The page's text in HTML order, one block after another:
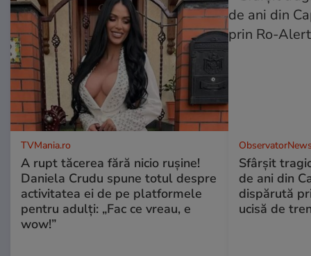
TVMania.ro
A rupt tăcerea fără nicio rușine!
Daniela Crudu spune totul despre
activitatea ei de pe platformele
pentru adulți: „Fac ce vreau, e
wow!”
Sfârşit
de ani din
dispărută
ucisă de